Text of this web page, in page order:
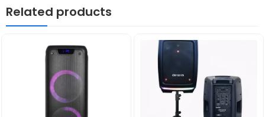
Related products